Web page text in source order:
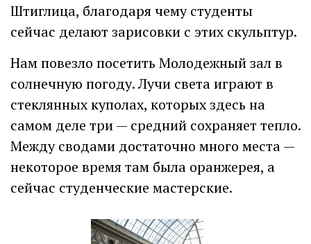
Штиглица, благодаря чему студенты
сейчас делают зарисовки с этих скульптур.
Нам повезло посетить Молодежный зал в
солнечную погоду. Лучи света играют в
стеклянных куполах, которых здесь на
самом деле три — средний сохраняет тепло.
Между сводами достаточно много места —
некоторое время там была оранжерея, а
сейчас студенческие мастерские.